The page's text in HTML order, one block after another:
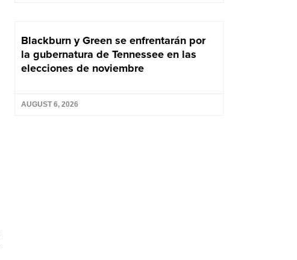
Blackburn y Green se enfrentarán por
la gubernatura de Tennessee en las
elecciones de noviembre
AUGUST 6, 2026